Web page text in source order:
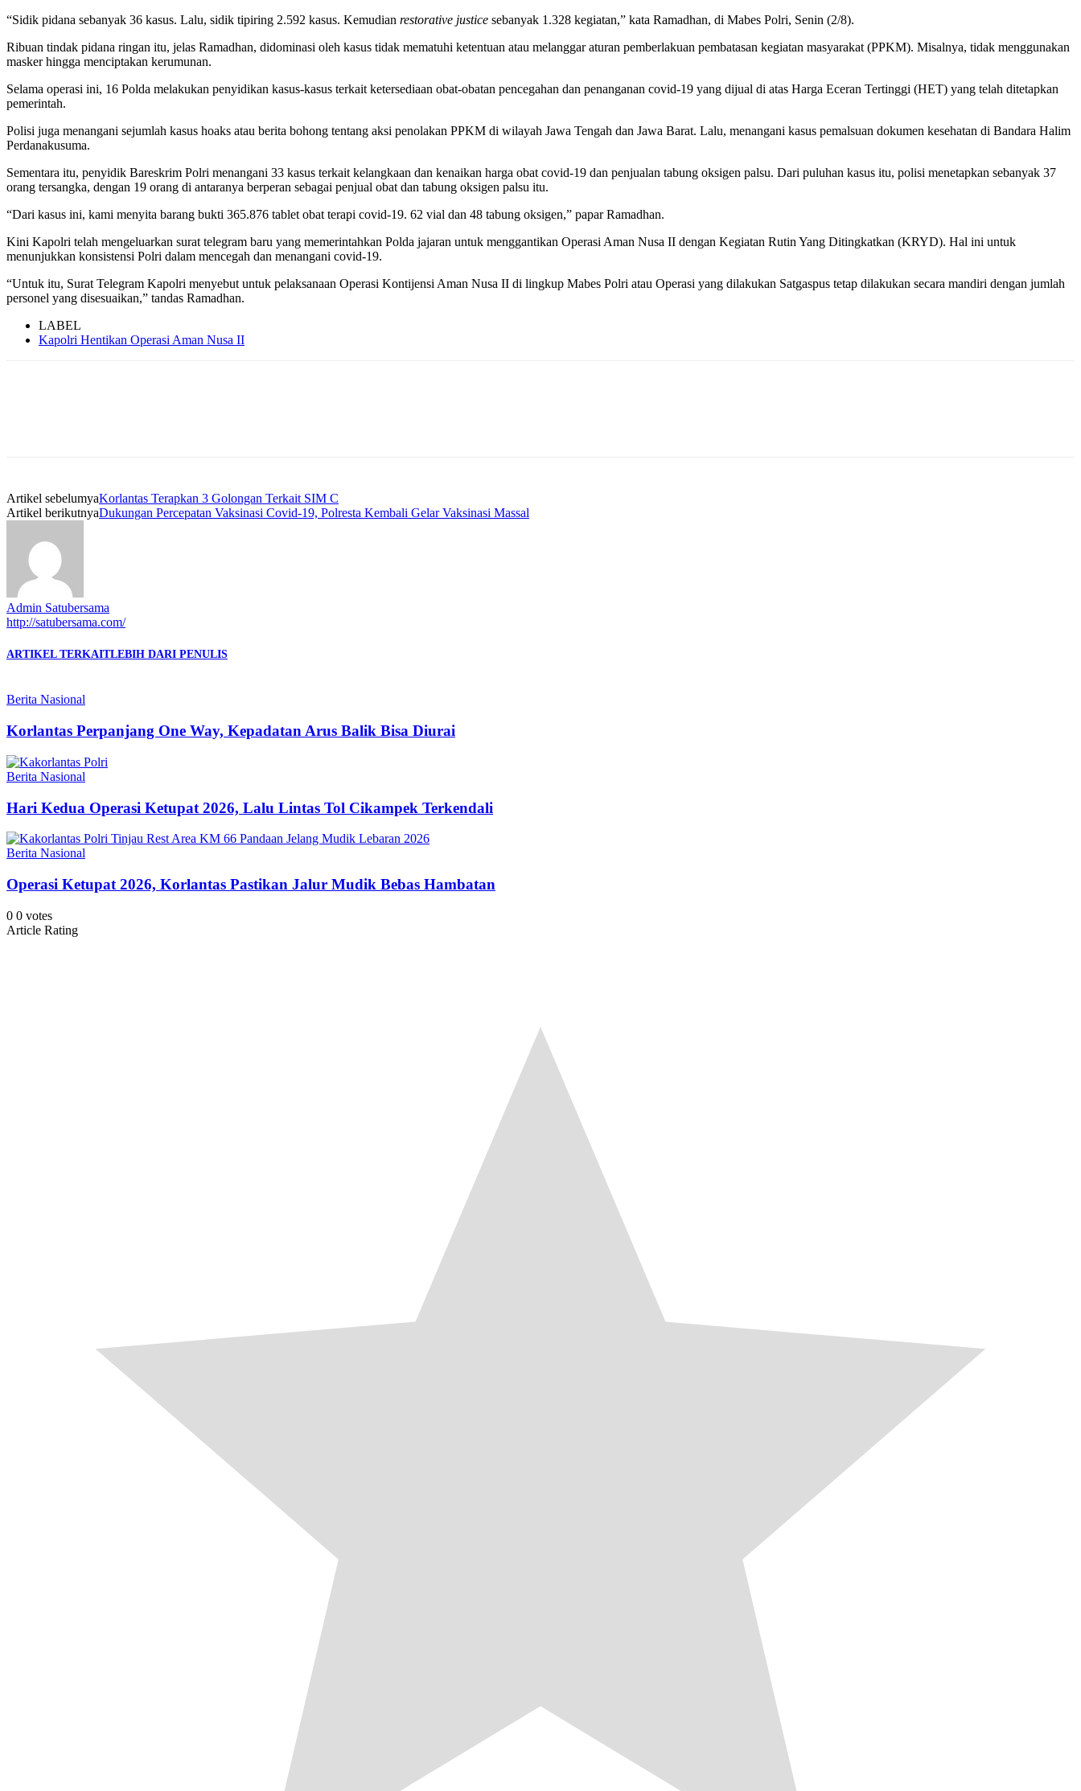
“Sidik pidana sebanyak 36 kasus. Lalu, sidik tipiring 2.592 kasus. Kemudian restorative justice sebanyak 1.328 kegiatan,” kata Ramadhan, di Mabes Polri, Senin (2/8).
Ribuan tindak pidana ringan itu, jelas Ramadhan, didominasi oleh kasus tidak mematuhi ketentuan atau melanggar aturan pemberlakuan pembatasan kegiatan masyarakat (PPKM). Misalnya, tidak menggunakan
masker hingga menciptakan kerumunan.
Selama operasi ini, 16 Polda melakukan penyidikan kasus-kasus terkait ketersediaan obat-obatan pencegahan dan penanganan covid-19 yang dijual di atas Harga Eceran Tertinggi (HET) yang telah ditetapkan
pemerintah.
Polisi juga menangani sejumlah kasus hoaks atau berita bohong tentang aksi penolakan PPKM di wilayah Jawa Tengah dan Jawa Barat. Lalu, menangani kasus pemalsuan dokumen kesehatan di Bandara Halim
Perdanakusuma.
Sementara itu, penyidik Bareskrim Polri menangani 33 kasus terkait kelangkaan dan kenaikan harga obat covid-19 dan penjualan tabung oksigen palsu. Dari puluhan kasus itu, polisi menetapkan sebanyak 37
orang tersangka, dengan 19 orang di antaranya berperan sebagai penjual obat dan tabung oksigen palsu itu.
“Dari kasus ini, kami menyita barang bukti 365.876 tablet obat terapi covid-19. 62 vial dan 48 tabung oksigen,” papar Ramadhan.
Kini Kapolri telah mengeluarkan surat telegram baru yang memerintahkan Polda jajaran untuk menggantikan Operasi Aman Nusa II dengan Kegiatan Rutin Yang Ditingkatkan (KRYD). Hal ini untuk
menunjukkan konsistensi Polri dalam mencegah dan menangani covid-19.
“Untuk itu, Surat Telegram Kapolri menyebut untuk pelaksanaan Operasi Kontijensi Aman Nusa II di lingkup Mabes Polri atau Operasi yang dilakukan Satgaspus tetap dilakukan secara mandiri dengan jumlah
personel yang disesuaikan,” tandas Ramadhan.
LABEL
Kapolri Hentikan Operasi Aman Nusa II
Artikel sebelumyaKorlantas Terapkan 3 Golongan Terkait SIM C
Artikel berikutnyaDukungan Percepatan Vaksinasi Covid-19, Polresta Kembali Gelar Vaksinasi Massal
Admin Satubersama
http://satubersama.com/
ARTIKEL TERKAITLEBIH DARI PENULIS
Berita Nasional
Korlantas Perpanjang One Way, Kepadatan Arus Balik Bisa Diurai
Berita Nasional
Hari Kedua Operasi Ketupat 2026, Lalu Lintas Tol Cikampek Terkendali
Berita Nasional
Operasi Ketupat 2026, Korlantas Pastikan Jalur Mudik Bebas Hambatan
0 0 votes
Article Rating